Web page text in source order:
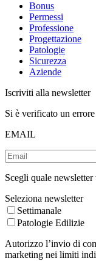
Bonus
Permessi
Professione
Progettazione
Patologie
Sicurezza
Aziende
Iscriviti alla newsletter
Si è verificato un
EMAIL
Scegli quale
Seleziona newsletter
Settimanale
Patologie Edilizie
Autorizzo l’invio di
marketing nei limiti